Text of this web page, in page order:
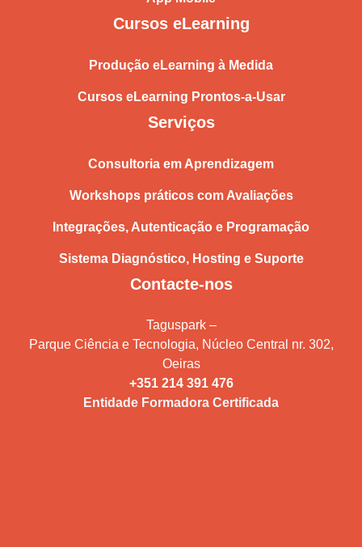
Cursos eLearning
Produção eLearning à Medida
Cursos eLearning Prontos-a-Usar
Serviços
Consultoria em Aprendizagem
Workshops práticos com Avaliações
Integrações, Autenticação e Programação
Sistema Diagnóstico, Hosting e Suporte
Contacte-nos
Taguspark –
Parque Ciência e Tecnologia, Núcleo Central nr. 302,
Oeiras
+351 214 391 476
Entidade Formadora Certificada